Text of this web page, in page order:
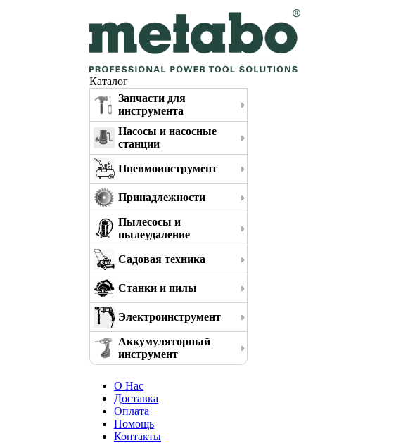
Каталог
Запчасти для
инструмента
Насосы и насосные
станции
Пневмоинструмент
Принадлежности
Пылесосы и
пылеудаление
Садовая техника
Станки и пилы
Электроинструмент
Аккумуляторный
инструмент
О Нас
Доставка
Оплата
Помощь
Контакты